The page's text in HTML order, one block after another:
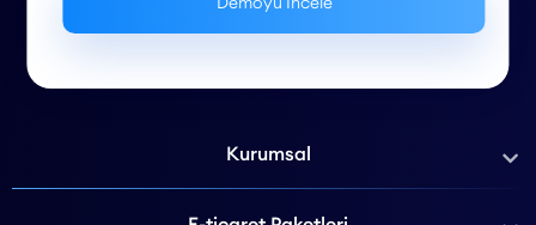
Kurumsal